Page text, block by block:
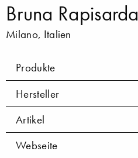
Bruna Rapisarda
Milano, Italien
Produkte
Hersteller
Artikel
Webseite